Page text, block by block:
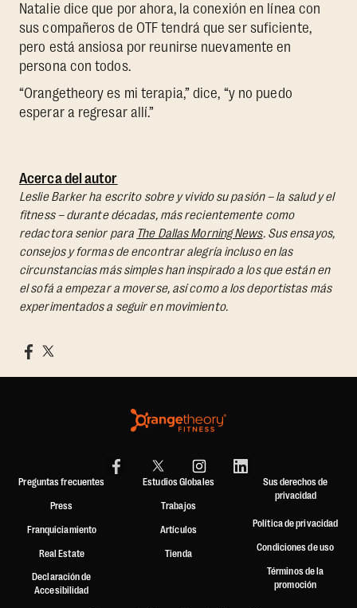
Natalie dice que por ahora, la conexión en línea con
sus compañeros de OTF tendrá que ser suficiente,
pero está ansiosa por reunirse nuevamente en
persona con todos.
“Orangetheory es mi terapia,” dice, “y no puedo
esperar a regresar allí.”
Acerca del autor
Leslie Barker ha escrito sobre y vivido su pasión – la salud y el
fitness – durante décadas, más recientemente como
redactora senior para The Dallas Morning News. Sus ensayos,
consejos y formas de encontrar alegría incluso en las
circunstancias más simples han inspirado a los que están en
el sofá a empezar a moverse, así como a los deportistas más
experimentados a seguir en movimiento.
Preguntas frecuentes
Press
Franquiciamiento
Real Estate
Declaración de
Accesibilidad
Estudios Globales
Trabajos
Artículos
Tienda
Sus derechos de
privacidad
Política de privacidad
Condiciones de uso
Términos de la
promoción